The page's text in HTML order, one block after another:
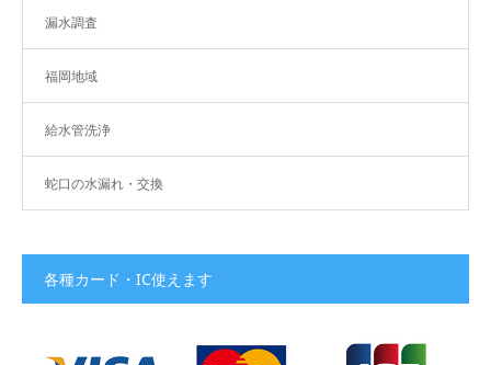
漏水調査
福岡地域
給水管洗浄
蛇口の水漏れ・交換
各種カード・IC使えます